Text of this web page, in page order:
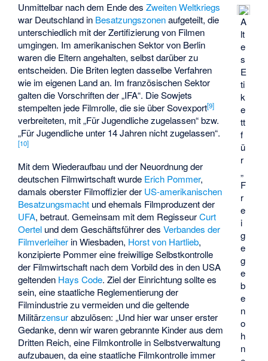
A
lt
e
s
E
ti
k
e
tt
f
ü
r
„
F
r
e
i
g
e
g
e
b
e
n
o
h
n
Unmittelbar nach dem Ende desZweiten Weltkriegs
war Deutschland in Besatzungszonenaufgeteilt, die
unterschiedlich mit der Zertifizierung von Filmen
umgingen. Im amerikanischen Sektor von Berlin
waren die Eltern angehalten, selbst darüber zu
entscheiden. Die Briten legten dasselbe Verfahren
wie im eigenen Land an. Im französischen Sektor
galten die Vorschriften der „IFA“. Die Sowjets
stempelten jede Filmrolle, die sie überSovexport[9]
verbreiteten, mit „Für Jugendliche zugelassen“ bzw.
„Für Jugendliche unter 14 Jahren nicht zugelassen“.
[10]
Mit dem Wiederaufbau und der Neuordnung der
deutschen Filmwirtschaft wurde Erich Pommer,
damals oberster Filmoffizier der US-amerikanischen
Besatzungsmacht und ehemals Filmproduzent der
UFA, betraut. Gemeinsam mit dem RegisseurCurt
Oertel und dem Geschäftsführer desVerbandes der
Filmverleiher in Wiesbaden, Horst von Hartlieb,
konzipierte Pommer eine freiwillige Selbstkontrolle
der Filmwirtschaft nach dem Vorbild des in den USA
geltenden Hays Code. Ziel der Einrichtung sollte es
sein, eine staatliche Reglementierung der
Filmindustrie zu vermeiden und die geltende
Militärzensurabzulösen: „Und hier war unser erster
Gedanke, denn wir waren gebrannte Kinder aus dem
Dritten Reich, eine Filmkontrolle in Selbstverwaltung
aufzubauen, da eine staatliche Filmkontrolle immer